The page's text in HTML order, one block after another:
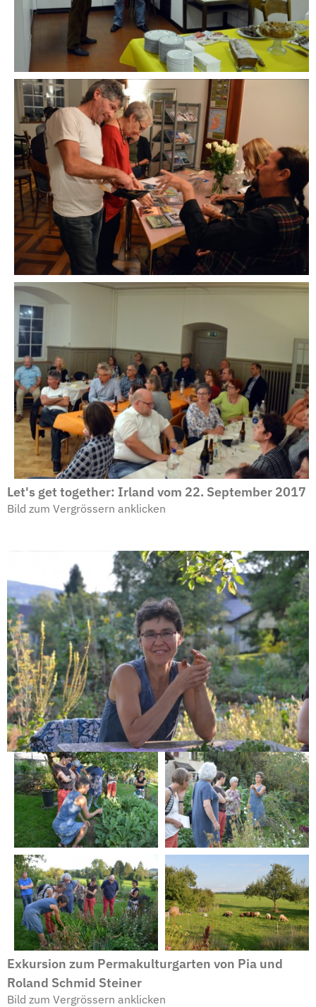
Let's get together: Irland vom 22. September 2017
Bild zum Vergrössern anklicken
Exkursion zum Permakulturgarten von Pia und
Roland Schmid Steiner
Bild zum Vergrössern anklicken